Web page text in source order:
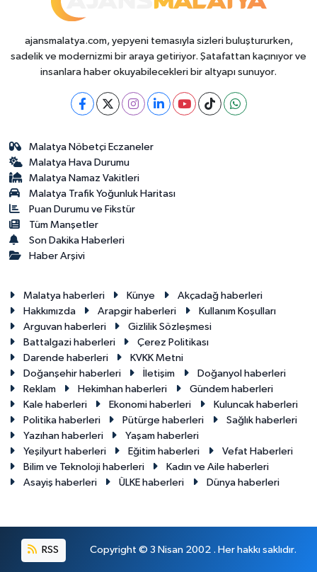
ajansmalatya.com, yepyeni temasıyla sizleri buluştururken,
sadelik ve modernizmi bir araya getiriyor. Şatafattan kaçınıyor ve
insanlara haber okuyabilecekleri bir altyapı sunuyor.
Malatya Nöbetçi Eczaneler
Malatya Hava Durumu
Malatya Namaz Vakitleri
Malatya Trafik Yoğunluk Haritası
Puan Durumu ve Fikstür
Tüm Manşetler
Son Dakika Haberleri
Haber Arşivi
Malatya haberleri Künye
Akçadağ haberleri
Hakkımızda
Arapgir haberleri
Kullanım Koşulları
Arguvan haberleri
Gizlilik Sözleşmesi
Battalgazi haberleri
Çerez Politikası
Darende haberleri
KVKK Metni
Doğanşehir haberleri
İletişim
Doğanyol haberleri
Reklam
Hekimhan haberleri
Gündem haberleri
Kale haberleri
Ekonomi haberleri
Kuluncak haberleri
Politika haberleri
Pütürge haberleri
Sağlık haberleri
Yazıhan haberleri
Yaşam haberleri
Yeşilyurt haberleri
Eğitim haberleri
Vefat Haberleri
Bilim ve Teknoloji haberleri
Kadın ve Aile haberleri
Asayiş haberleri
ÜLKE haberleri Dünya haberleri
RSS Copyright © 3 Nisan 2002 . Her hakkı saklıdır.